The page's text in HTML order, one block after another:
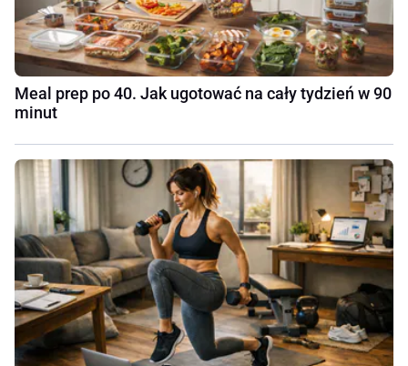
Meal prep po 40. Jak ugotować na cały tydzień w 90
minut